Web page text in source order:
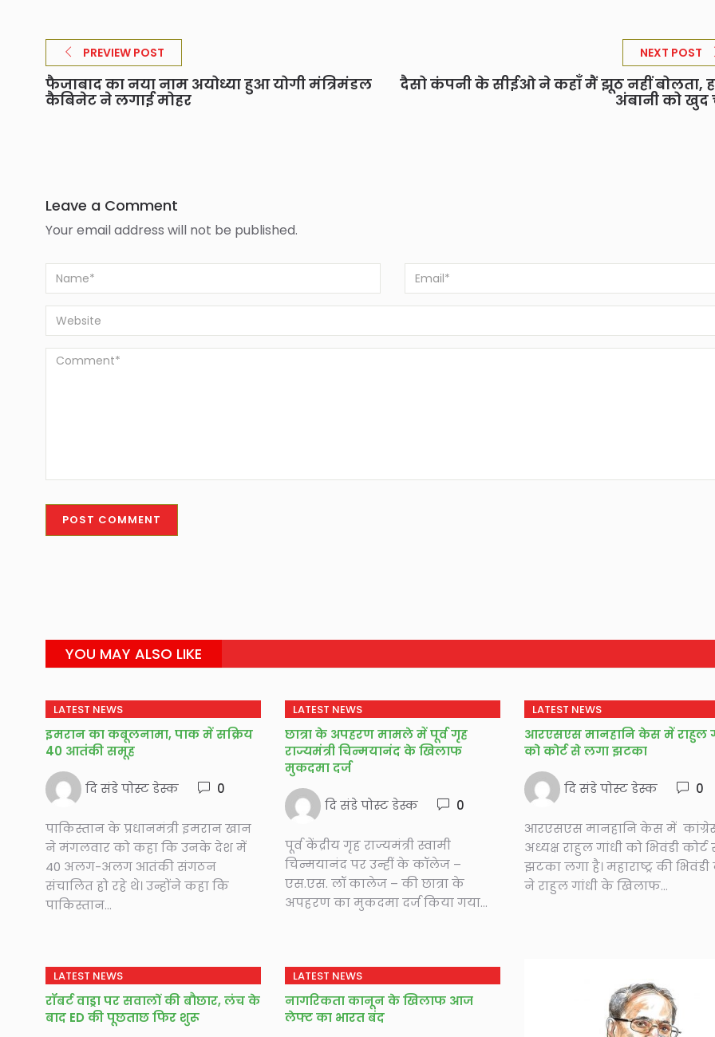
PREVIEW POST
फैजाबाद का नया नाम अयोध्या हुआ योगी मंत्रिमंडल
कैबिनेट ने लगाई मोहर
NEXT POST
दैसो कंपनी के सीईओ ने कहाँ मैं झूठ नहीं बोलता,
अंबानी को खुद
Leave a Comment
Your email address will not be published.
YOU MAY ALSO LIKE
LATEST NEWS
इमरान का कबूलनामा, पाक में सक्रिय
40 आतंकी समूह
दि संडे पोस्ट डेस्क 0
पाकिस्तान के प्रधानमंत्री इमरान खान
ने मंगलवार को कहा कि उनके देश में
40 अलग-अलग आतंकी संगठन
संचालित हो रहे थे। उन्होंने कहा कि
पाकिस्तान...
LATEST NEWS
छात्रा के अपहरण मामले में पूर्व गृह
राज्यमंत्री चिन्मयानंद के खिलाफ
मुकदमा दर्ज
दि संडे पोस्ट डेस्क 0
पूर्व केंद्रीय गृह राज्यमंत्री स्वामी
चिन्मयानंद पर उन्हीं के कॉलेज –
एस.एस. लॉ कालेज – की छात्रा के
अपहरण का मुकदमा दर्ज किया गया...
LATEST NEWS
आरएसएस मानहानि केस में राहुल
को कोर्ट से लगा झटका
दि संडे पोस्ट डेस्क 0
आरएसएस मानहानि केस में
अध्यक्ष राहुल गांधी को भिवंडी कोर्ट
झटका लगा है। महाराष्ट्र की भिवंडी
ने राहुल गांधी के खिलाफ...
LATEST NEWS
रॉबर्ट वाड्रा पर सवालों की बौछार, लंच के
बाद ED की पूछताछ फिर शुरू
LATEST NEWS
नागरिकता कानून के खिलाफ आज
लेफ्ट का भारत बंद